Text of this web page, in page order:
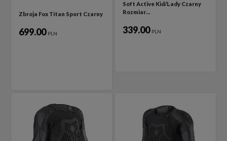
Zbroja Fox Titan Sport Czarny
699.00 PLN
Soft Active Kid/Lady Czarny
Rozmiar…
339.00 PLN